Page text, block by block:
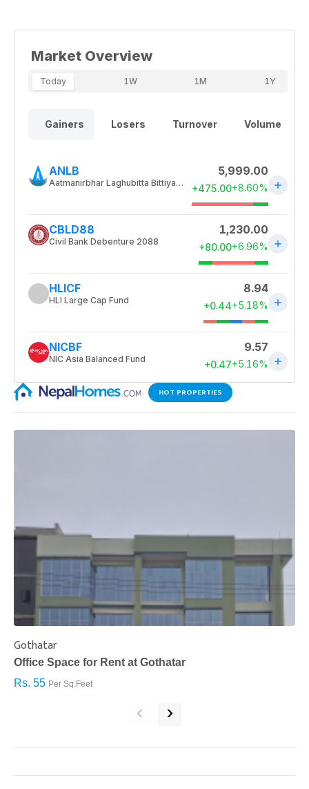
HOT PROPERTIES
Gothatar
Office Space for Rent at Gothatar
Rs. 55 Per Sq.Feet
‹ ›